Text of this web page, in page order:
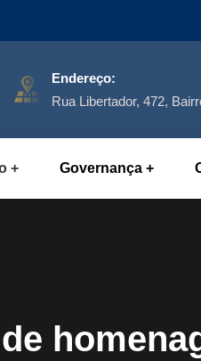
Endereço:
Rua Libertador, 472,
Governança